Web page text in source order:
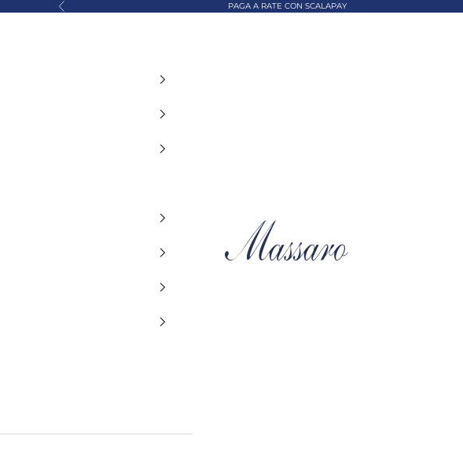
Precedente PAGA A RATE CON SCALAPAY
MASSARO ABBIGLIAMENTO